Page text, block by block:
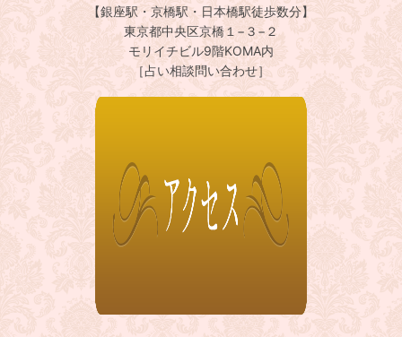
【銀座駅・京橋駅・日本橋駅徒歩数分】
東京都中央区京橋１−３−２
モリイチビル9階KOMA内
［占い相談問い合わせ］